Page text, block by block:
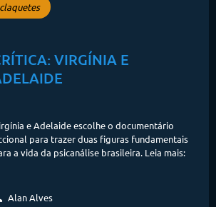
VIRGÍNIA E
e Adelaide escolhe o documentário
para trazer duas figuras fundamentais
a vida da psicanálise brasileira. Leia mais:
Alan Alves